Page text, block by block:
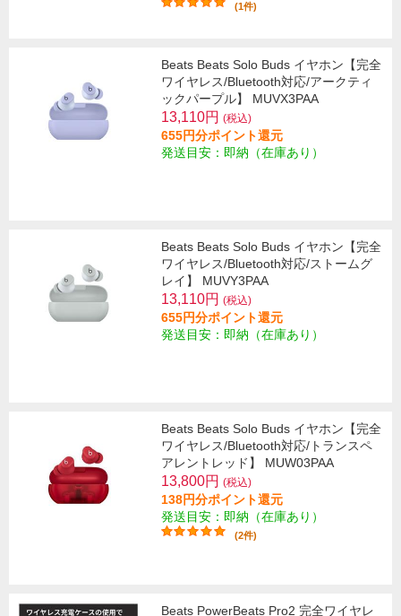
(1件)
Beats Beats Solo Buds イヤホン【完全
ワイヤレス/Bluetooth対応/アークティ
ックパープル】 MUVX3PAA
13,110円 (税込)
655円分ポイント還元
発送目安：即納（在庫あり）
Beats Beats Solo Buds イヤホン【完全
ワイヤレス/Bluetooth対応/ストームグ
レイ】 MUVY3PAA
13,110円 (税込)
655円分ポイント還元
発送目安：即納（在庫あり）
Beats Beats Solo Buds イヤホン【完全
ワイヤレス/Bluetooth対応/トランスペ
アレントレッド】 MUW03PAA
13,800円 (税込)
138円分ポイント還元
発送目安：即納（在庫あり）
(2件)
Beats PowerBeats Pro2 完全ワイヤレ